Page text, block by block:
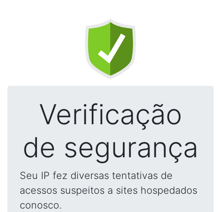
Verificação
de segurança
Seu IP fez diversas tentativas de
acessos suspeitos a sites hospedados
conosco.